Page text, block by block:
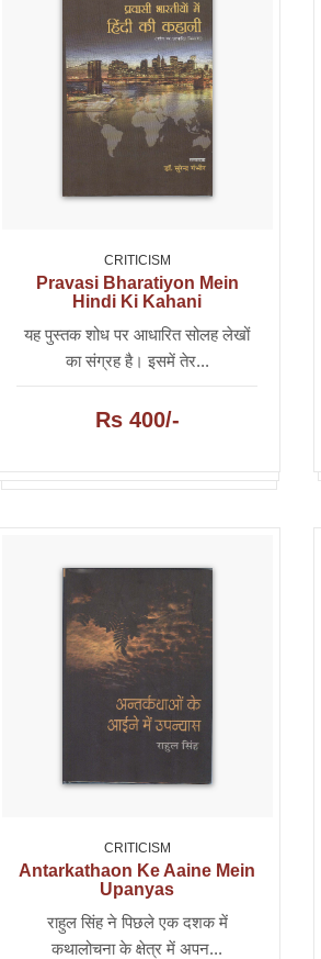
CRITICISM
Pravasi Bharatiyon Mein
Hindi Ki Kahani
यह पुस्तक शोध पर आधारित सोलह लेखों
का संग्रह है। इसमें तेर...
Rs 400/-
CRITICISM
Antarkathaon Ke Aaine Mein
Upanyas
राहुल सिंह ने पिछले एक दशक में
कथालोचना के क्षेत्र में अपन...